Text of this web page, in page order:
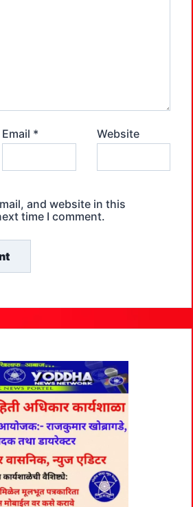
Email * Website
and website in this
time I comment.